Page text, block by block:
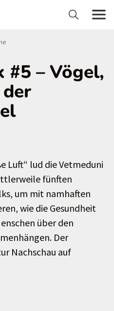
#5 – Vögel,
Luft“ lud die Vetmeduni
fünften
um mit namhaften
wie die Gesundheit
über den
Der
Nachschau auf